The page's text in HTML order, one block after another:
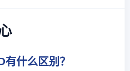
什么区别？